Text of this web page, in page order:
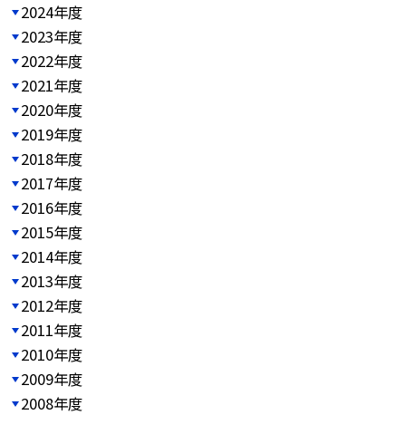
2024年度
2023年度
2022年度
2021年度
2020年度
2019年度
2018年度
2017年度
2016年度
2015年度
2014年度
2013年度
2012年度
2011年度
2010年度
2009年度
2008年度